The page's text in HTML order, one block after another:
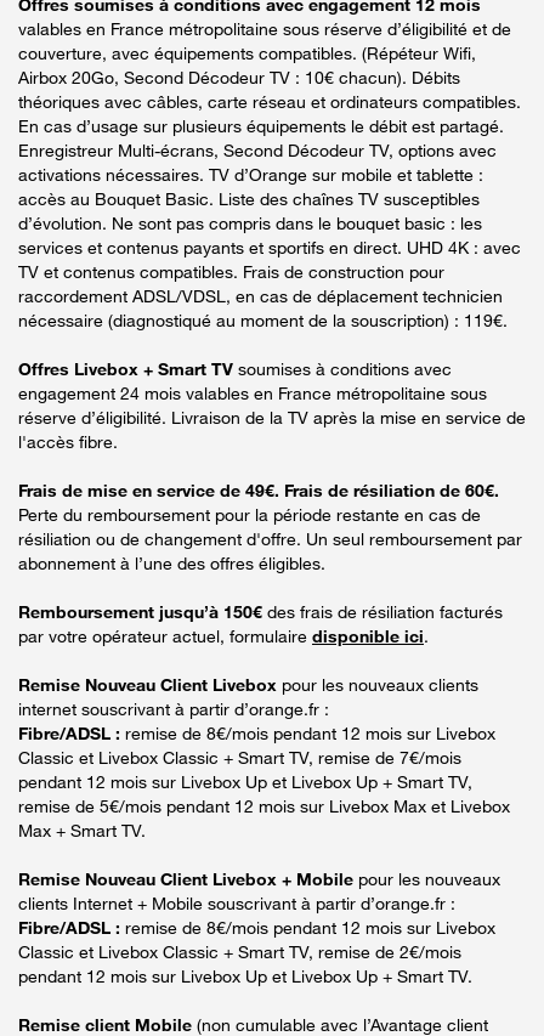
valables en France métropolitaine sous réserve d’éligibilité et de
couverture, avec équipements compatibles. (Répéteur Wifi,
Airbox 20Go, Second Décodeur TV : 10€ chacun). Débits
théoriques avec câbles, carte réseau et ordinateurs compatibles.
En cas d’usage sur plusieurs équipements le débit est partagé.
Enregistreur Multi-écrans, Second Décodeur TV, options avec
activations nécessaires. TV d’Orange sur mobile et tablette :
accès au Bouquet Basic. Liste des chaînes TV susceptibles
d’évolution. Ne sont pas compris dans le bouquet basic : les
services et contenus payants et sportifs en direct. UHD 4K : avec
TV et contenus compatibles. Frais de construction pour
raccordement ADSL/VDSL, en cas de déplacement technicien
nécessaire (diagnostiqué au moment de la souscription) : 119€.
Offres Livebox + Smart TV soumises à conditions avec
engagement 24 mois valables en France métropolitaine sous
réserve d’éligibilité. Livraison de la TV après la mise en service de
l'accès fibre.
Frais de mise en service de 49€. Frais de résiliation de 60€.
Perte du remboursement pour la période restante en cas de
résiliation ou de changement d'offre. Un seul remboursement par
abonnement à l’une des offres éligibles.
Remboursement jusqu’à 150€ des frais de résiliation facturés
par votre opérateur actuel, formulaire disponible ici.
Remise Nouveau Client Livebox pour les nouveaux clients
internet souscrivant à partir d’orange.fr :
Fibre/ADSL : remise de 8€/mois pendant 12 mois sur Livebox
Classic et Livebox Classic + Smart TV, remise de 7€/mois
pendant 12 mois sur Livebox Up et Livebox Up + Smart TV,
remise de 5€/mois pendant 12 mois sur Livebox Max et Livebox
Max + Smart TV.
Remise Nouveau Client Livebox + Mobile pour les nouveaux
clients Internet + Mobile souscrivant à partir d’orange.fr :
Fibre/ADSL : remise de 8€/mois pendant 12 mois sur Livebox
Classic et Livebox Classic + Smart TV, remise de 2€/mois
pendant 12 mois sur Livebox Up et Livebox Up + Smart TV.
Remise client Mobile (non cumulable avec l’Avantage client